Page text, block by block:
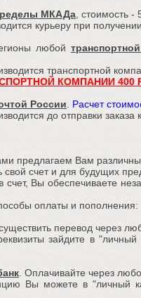
МКАДа , стоимость
курьеру при
любой
транспортной
КОМПАНИИ 400
России
Расчет
до отправки заказа
предлагаем Вам
счет и для будущих
Вы обеспечиваете
оплаты и пополнения:
перевод через
зайдите в "личный
. Оплачивайте через
Вы можете в "личный